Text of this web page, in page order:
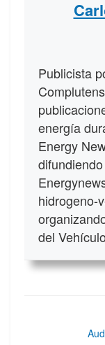
Publicista
energía
Energy
hidrogeno-
del